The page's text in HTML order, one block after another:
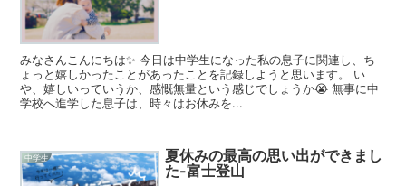
みなさんこんにちは✨ 今日は中学生になった私の息子に関連し、ち
ょっと嬉しかったことがあったことを記録しようと思います。 い
や、嬉しいっていうか、感慨無量という感じでしょうか😭 無事に中
学校へ進学した息子は、時々はお休みを...
中学生
夏休みの最高の思い出ができまし
た-富士登山